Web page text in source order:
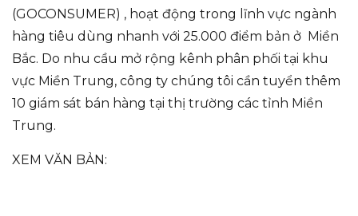
(GOCONSUMER) , hoạt động trong lĩnh vực ngành
hàng tiêu dùng nhanh với 25.000 điểm bản ở Miền
Bắc. Do nhu cầu mở rộng kênh phân phối tại khu
vực Miền Trung, công ty chúng tôi cần tuyển thêm
10 giám sát bán hàng tại thị trường các tỉnh Miền
Trung.
XEM VĂN BẢN: